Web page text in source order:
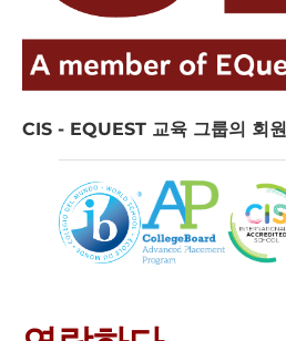
CIS - EQUEST 교육 그룹의 회원